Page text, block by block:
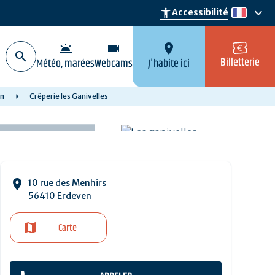
accessibility_newAccessibilité fr
keyboard_arrow_down
wb_twilight
Météo, marées
videocam
Webcams
location_on
J'habite ici Billetterie
Crêperie les Ganivelles
10 rue des Menhirs
56410 Erdeven
Carte